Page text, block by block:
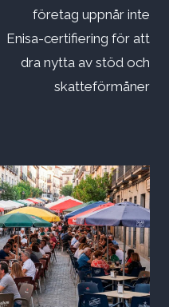
företag uppnår inte
Enisa-certifiering för att
dra nytta av stöd och
skatteförmåner